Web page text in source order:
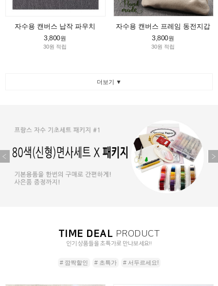
자수용 캔버스 납작 파우치
3,800원
30원 적립
자수용 캔버스 프레임 동전지갑
3,800원
30원 적립
더보기 ▼
TIME DEAL PRODUCT
인기 상품들을 초특가로 만나보세요!!
# 깜짝할인 # 초특가 # 서두르세요!